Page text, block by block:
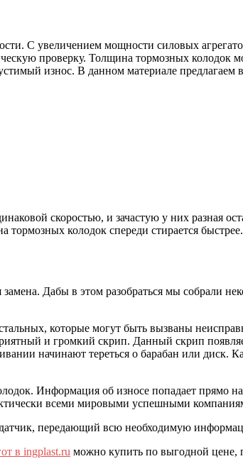
С увеличением мощности силовых
проверку. Толщина тормозных колодок
износ. В данном материале предлагаем
скоростью, и зачастую у них разная
колодок спереди стирается
Дабы в этом разобраться мы собрали
которые могут быть вызваны
и громкий скрип. Данный скрип
начинают тереться о барабан или диск.
Информация об износе попадает прямо
всеми мировыми успешными
передающий всю необходимую
в ingplast.ru можно купить по выгодной цене,